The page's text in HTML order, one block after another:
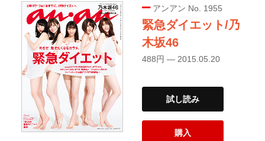
アンアン No. 1955
緊急ダイエット/乃
木坂46
488円 — 2015.05.20
試し読み
購入